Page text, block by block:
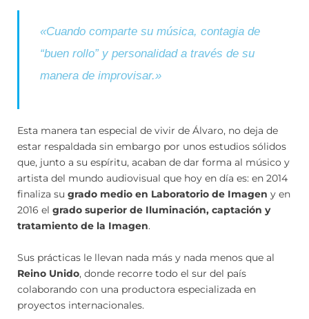
«Cuando comparte su música, contagia de
“buen rollo” y personalidad a través de su
manera de improvisar.»
Esta manera tan especial de vivir de Álvaro, no deja de
estar respaldada sin embargo por unos estudios sólidos
que, junto a su espíritu, acaban de dar forma al músico y
artista del mundo audiovisual que hoy en día es: en 2014
finaliza su grado medio en Laboratorio de Imagen y en
2016 el grado superior de Iluminación, captación y
tratamiento de la Imagen.
Sus prácticas le llevan nada más y nada menos que al
Reino Unido, donde recorre todo el sur del país
colaborando con una productora especializada en
proyectos internacionales.